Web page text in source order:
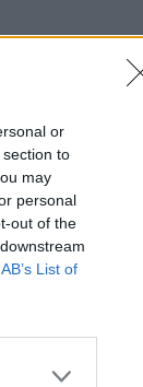
or
to
may
personal
out of the
List of